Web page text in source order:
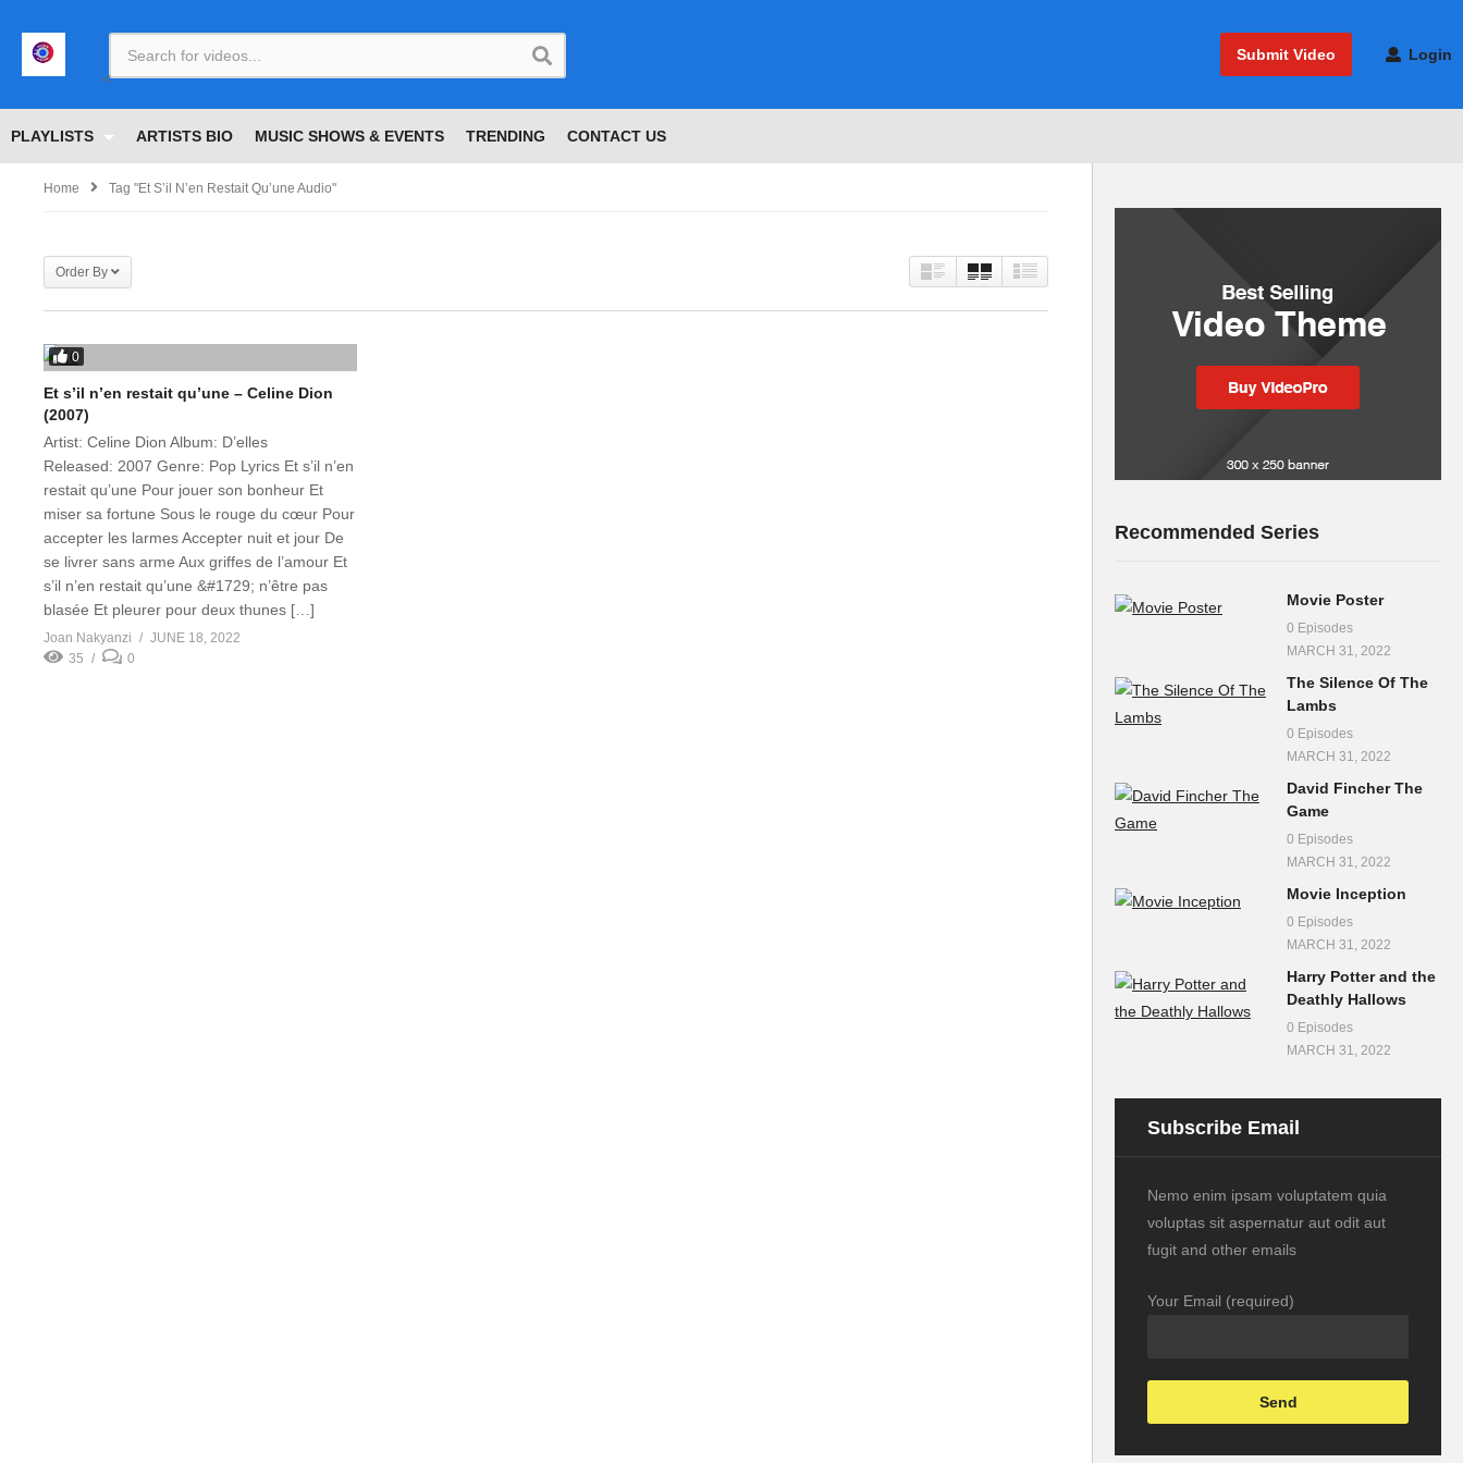
Submit Video Login
PLAYLISTS ARTISTS BIO MUSIC SHOWS & EVENTS TRENDING CONTACT US
Home Tag "Et S’il N’en Restait Qu’une Audio"
Order By
0
Et s’il n’en restait qu’une – Celine Dion
(2007)
Artist: Celine Dion Album: D’elles
Released: 2007 Genre: Pop Lyrics Et s’il n’en
restait qu’une Pour jouer son bonheur Et
miser sa fortune Sous le rouge du cœur Pour
accepter les larmes Accepter nuit et jour De
se livrer sans arme Aux griffes de l’amour Et
s’il n’en restait qu’une &#1729; n’être pas
blasée Et pleurer pour deux thunes […]
Joan Nakyanzi
JUNE 18, 2022
35
0
Recommended Series
Movie Poster
0 Episodes
MARCH 31, 2022
The Silence Of The
Lambs
0 Episodes
MARCH 31, 2022
David Fincher The
Game
0 Episodes
MARCH 31, 2022
Movie Inception
0 Episodes
MARCH 31, 2022
Harry Potter and the
Deathly Hallows
0 Episodes
MARCH 31, 2022
Subscribe Email
Nemo enim ipsam voluptatem quia
voluptas sit aspernatur aut odit aut
fugit and other emails
Your Email (required)
<